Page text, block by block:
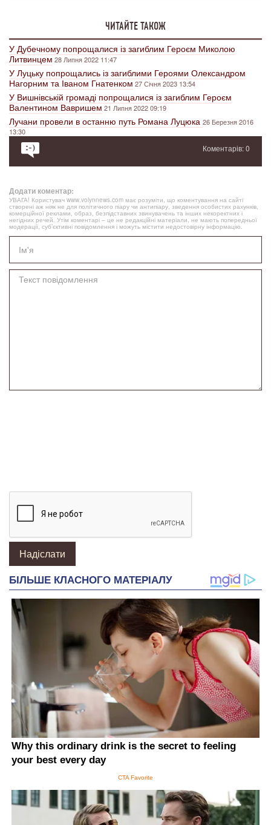
ЧИТАЙТЕ ТАКОЖ
У Дубечному попрощалися із загиблим Героєм Миколою
Литвинцем28 Липня 2022 11:47
У Луцьку попрощались із загиблими Героями Олександром
Нагорним та Іваном Гнатенком27 Січня 2023 13:54
У Вишнівській громаді попрощалися із загиблим Героєм
Валентином Вавришем21 Липня 2022 09:19
Лучани провели в останню путь Романа Луцюка 26 Березня 2016
13:30
Коментарів: 0
Додати коментар:
УВАГА! Користувач www.volynnews.com має розуміти, що коментування на сайті
створені аж ніяк не для політичного піару чи антипіару, зведення особистих рахунків,
комерційної реклами, образ, безпідставних звинувачень та інших некоректних і
негідних речей. Утім коментарі – це не редакційні матеріали, не мають попередньої
модерації, суб’єктивні повідомлення і можуть містити недостовірну інформацію.